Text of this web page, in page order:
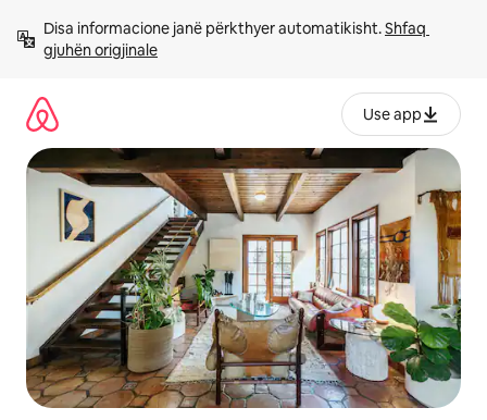
përmbajtja
Disa informacione janë përkthyer automatikisht. Shfaq
gjuhën origjinale
Use app